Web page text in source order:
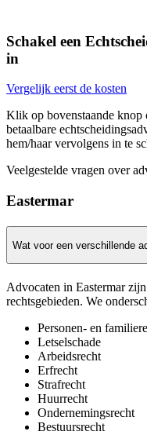
Schakel een
in
Vergelijk eerst de kosten
Klik op bovenstaande knop
betaalbare
hem/haar vervolgens in te
Veelgestelde vragen over
Eastermar
Wat voor een verschillende
Advocaten in Eastermar
rechtsgebieden. We
Personen- en
Letselschade
Arbeidsrecht
Erfrecht
Strafrecht
Huurrecht
Ondernemingsrecht
Bestuursrecht